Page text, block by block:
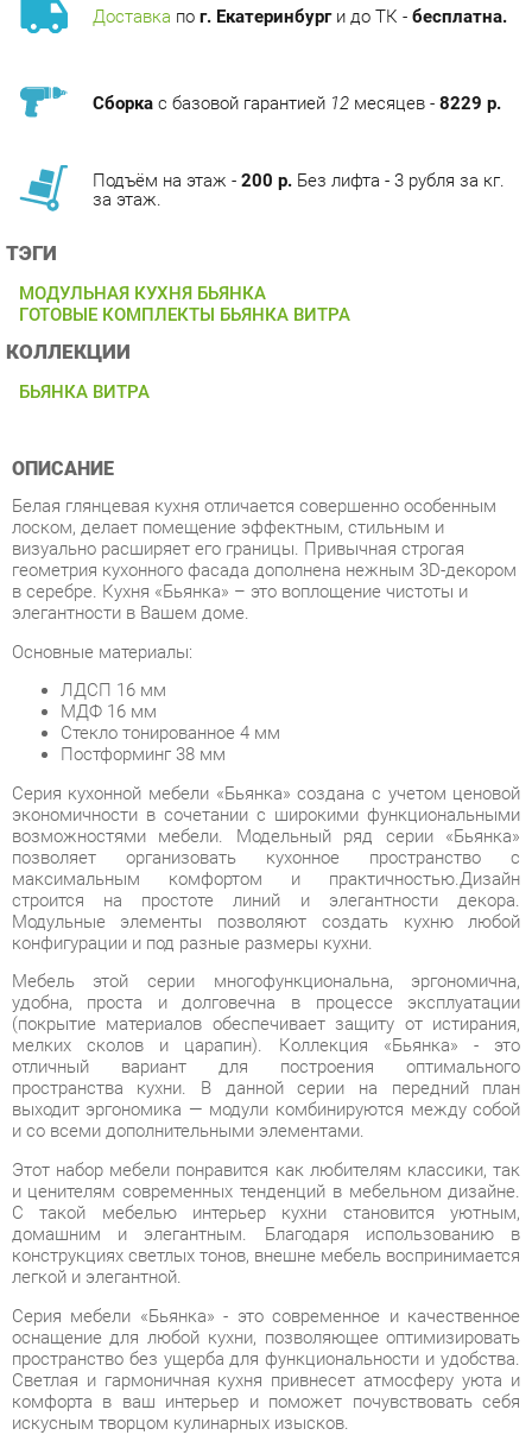
ТЭГИ
ГОТОВЫЕ КОМПЛЕКТЫ БЬЯНКА ВИТРА
КОЛЛЕКЦИИ
БЬЯНКА ВИТРА
ОПИСАНИЕ
лоском, делает помещение эффектным, стильным и
визуально расширяет его границы. Привычная строгая
геометрия кухонного фасада дополнена нежным 3D-декором
в серебре. Кухня «Бьянка» – это воплощение чистоты и
элегантности в Вашем доме.
Основные материалы:
ЛДСП 16 мм
Стекло тонированное 4 мм
Серия кухонной мебели «Бьянка» создана с учетом ценовой
экономичности в сочетании с широкими функциональными
возможностями мебели. Модельный ряд серии «Бьянка»
максимальным комфортом и практичностью.Дизайн
строится на простоте линий и элегантности декора.
Модульные элементы позволяют создать кухню любой
конфигурации и под разные размеры кухни.
Мебель этой серии многофункциональна, эргономична,
удобна, проста и долговечна в процессе эксплуатации
(покрытие материалов обеспечивает защиту от истирания,
мелких сколов и царапин). Коллекция «Бьянка» - это
отличный вариант для построения оптимального
пространства кухни. В данной серии на передний план
выходит эргономика — модули комбинируются между собой
и со всеми дополнительными элементами.
Этот набор мебели понравится как любителям классики, так
и ценителям современных тенденций в мебельном дизайне.
С такой мебелью интерьер кухни становится уютным,
домашним и элегантным. Благодаря использованию в
легкой и элегантной.
Серия мебели «Бьянка» - это современное и качественное
оснащение для любой кухни, позволяющее оптимизировать
пространство без ущерба для функциональности и удобства.
Светлая и гармоничная кухня привнесет атмосферу уюта и
искусным творцом кулинарных изысков.
Условия покупки
Благодаря качественным фото, исчерпывающей информации
о характеристиках и параметрах, а также отзывам